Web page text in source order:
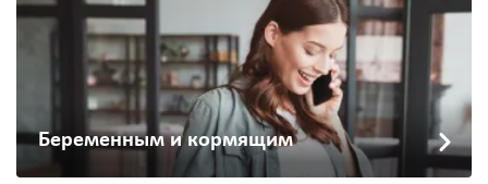
Беременным и кормящим